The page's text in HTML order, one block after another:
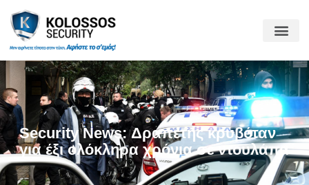
Security News: Δραπέτης κρυβόταν
για έξι ολόκληρα χρόνια σε ντουλάπα